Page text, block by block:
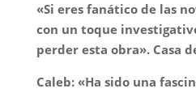
«Si eres fanático de las
con un toque
perder esta obra». Casa
Caleb: «Ha sido una